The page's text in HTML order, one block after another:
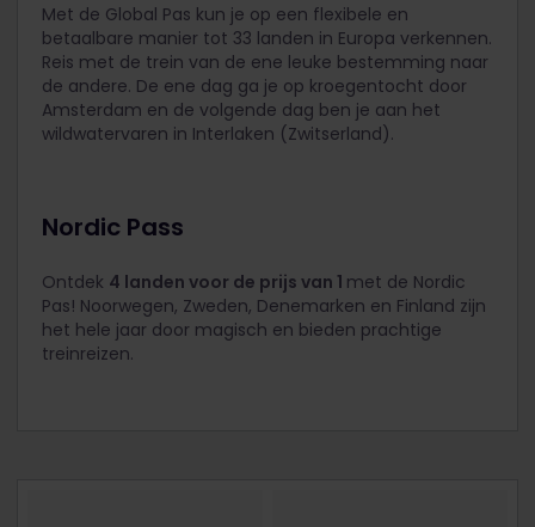
Met de Global Pas kun je op een flexibele en
betaalbare manier tot 33 landen in Europa verkennen.
Reis met de trein van de ene leuke bestemming naar
de andere. De ene dag ga je op kroegentocht door
Amsterdam en de volgende dag ben je aan het
wildwatervaren in Interlaken (Zwitserland).
Nordic Pass
Ontdek 4 landen voor de prijs van 1 met de Nordic
Pas! Noorwegen, Zweden, Denemarken en Finland zijn
het hele jaar door magisch en bieden prachtige
treinreizen.